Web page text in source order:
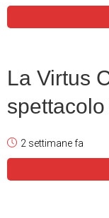
La Virtus
spettacolo
2 settimane fa